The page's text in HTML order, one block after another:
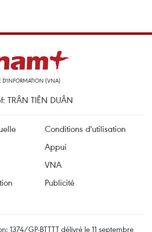
(VNA)
TRÂN TIÊN DUÂN
Conditions d'utilisation
Appui
VNA
Publicité
1374/GP-BTTTT délivré le 11 septembre